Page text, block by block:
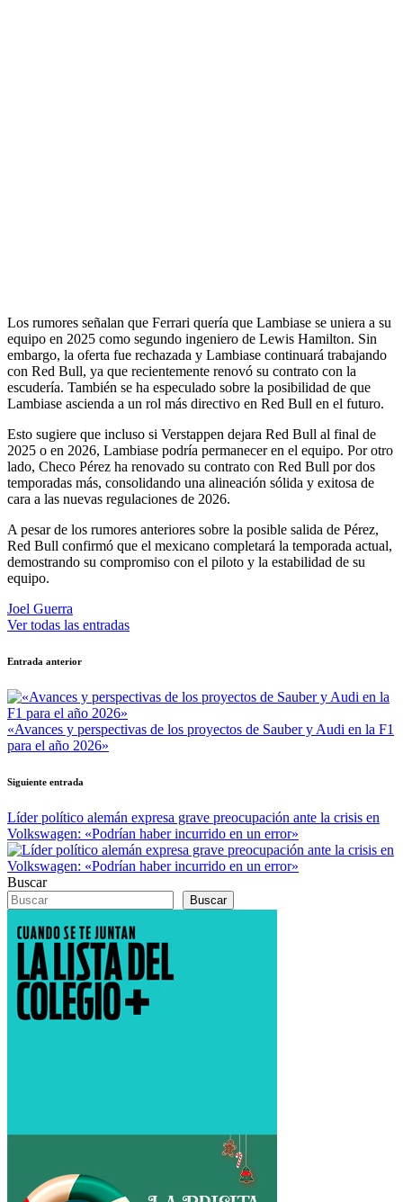
Los rumores señalan que Ferrari quería que Lambiase se uniera a su
equipo en 2025 como segundo ingeniero de Lewis Hamilton. Sin
embargo, la oferta fue rechazada y Lambiase continuará trabajando
con Red Bull, ya que recientemente renovó su contrato con la
escudería. También se ha especulado sobre la posibilidad de que
Lambiase ascienda a un rol más directivo en Red Bull en el futuro.
Esto sugiere que incluso si Verstappen dejara Red Bull al final de
2025 o en 2026, Lambiase podría permanecer en el equipo. Por otro
lado, Checo Pérez ha renovado su contrato con Red Bull por dos
temporadas más, consolidando una alineación sólida y exitosa de
cara a las nuevas regulaciones de 2026.
A pesar de los rumores anteriores sobre la posible salida de Pérez,
Red Bull confirmó que el mexicano completará la temporada actual,
demostrando su compromiso con el piloto y la estabilidad de su
equipo.
Joel Guerra
Ver todas las entradas
Navegación
de
entradas
Entrada anterior
«Avances y perspectivas de los proyectos de Sauber y Audi en la F1
para el año 2026»
Siguiente entrada
Líder político alemán expresa grave preocupación ante la crisis en
Volkswagen: «Podrían haber incurrido en un error»
Buscar
Buscar